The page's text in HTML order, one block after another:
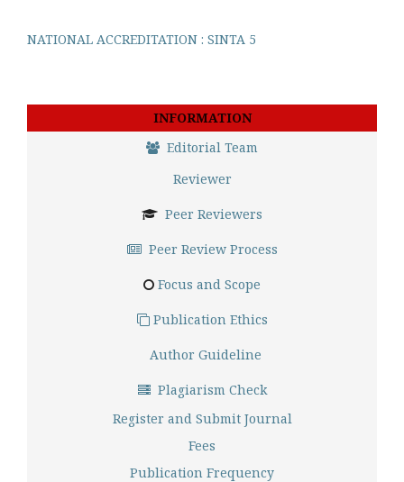
NATIONAL ACCREDITATION : SINTA 5
INFORMATION
Editorial Team
Reviewer
Peer Reviewers
Peer Review Process
Focus and Scope
Publication Ethics
Author Guideline
Plagiarism Check
Register and Submit Journal
Fees
Publication Frequency